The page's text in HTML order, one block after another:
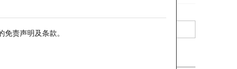
免责声明及条款。